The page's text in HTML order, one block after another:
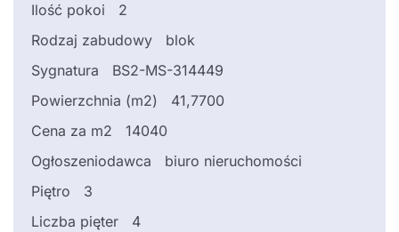
Ilość pokoi
2
Rodzaj zabudowy
blok
Sygnatura
BS2-MS-314449
Powierzchnia (m2)
41,7700
Cena za m2
14040
Ogłoszeniodawca
biuro nieruchomości
Piętro
3
Liczba pięter
4